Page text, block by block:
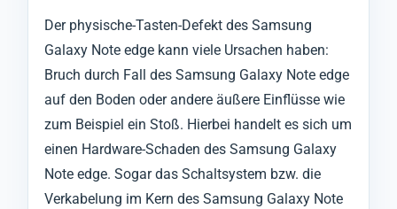
Der physische-Tasten-Defekt des Samsung
Galaxy Note edge kann viele Ursachen haben:
Bruch durch Fall des Samsung Galaxy Note edge
auf den Boden oder andere äußere Einflüsse wie
zum Beispiel ein Stoß. Hierbei handelt es sich um
einen Hardware-Schaden des Samsung Galaxy
Note edge. Sogar das Schaltsystem bzw. die
Verkabelung im Kern des Samsung Galaxy Note